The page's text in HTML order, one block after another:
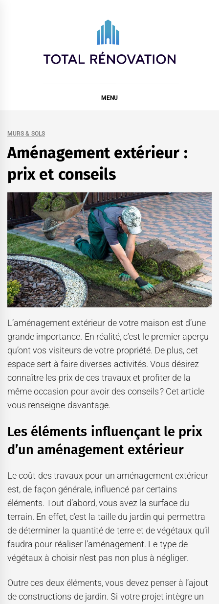
MENU
MURS & SOLS
Aménagement extérieur :
prix et conseils
L’aménagement extérieur de votre maison est d’une
grande importance. En réalité, c’est le premier aperçu
qu’ont vos visiteurs de votre propriété. De plus, cet
espace sert à faire diverses activités. Vous désirez
connaître les prix de ces travaux et profiter de la
même occasion pour avoir des conseils ? Cet article
vous renseigne davantage.
Les éléments influençant le prix
d’un aménagement extérieur
Le coût des travaux pour un aménagement extérieur
est, de façon générale, influencé par certains
éléments. Tout d’abord, vous avez la surface du
terrain. En effet, c’est la taille du jardin qui permettra
de déterminer la quantité de terre et de végétaux qu’il
faudra pour réaliser l’aménagement. Le type de
végétaux à choisir n’est pas non plus à négliger.
Outre ces deux éléments, vous devez penser à l’ajout
de constructions de jardin. Si votre projet intègre un